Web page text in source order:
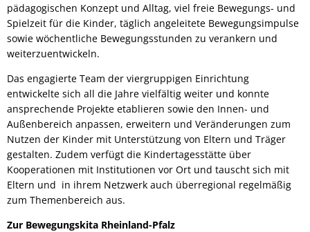
pädagogischen Konzept und Alltag, viel freie Bewegungs- und
Spielzeit für die Kinder, täglich angeleitete Bewegungsimpulse
sowie wöchentliche Bewegungsstunden zu verankern und
weiterzuentwickeln.
Das engagierte Team der viergruppigen Einrichtung
entwickelte sich all die Jahre vielfältig weiter und konnte
ansprechende Projekte etablieren sowie den Innen- und
Außenbereich anpassen, erweitern und Veränderungen zum
Nutzen der Kinder mit Unterstützung von Eltern und Träger
gestalten. Zudem verfügt die Kindertagesstätte über
Kooperationen mit Institutionen vor Ort und tauscht sich mit
Eltern und in ihrem Netzwerk auch überregional regelmäßig
zum Themenbereich aus.
Zur Bewegungskita Rheinland-Pfalz